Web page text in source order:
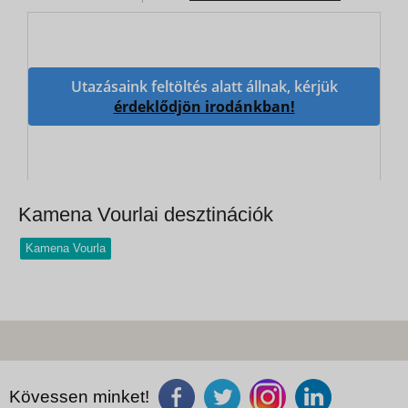
Utazásaink feltöltés alatt állnak, kérjük
érdeklődjön irodánkban!
Kamena Vourlai desztinációk
Kamena Vourla
Kövessen minket!